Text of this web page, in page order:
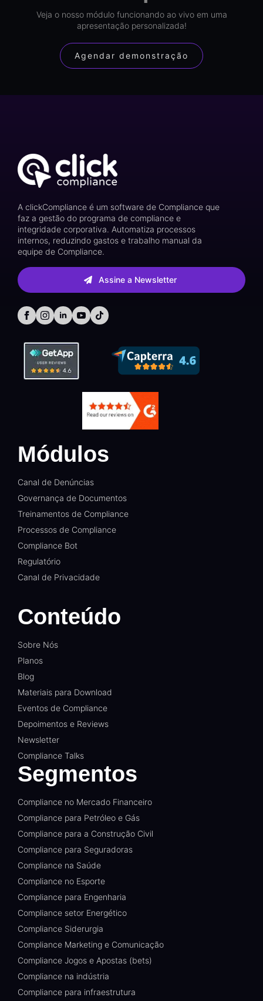
Veja o nosso módulo funcionando ao vivo em uma
apresentação personalizada!
Agendar demonstração
A clickCompliance é um software de Compliance que
faz a gestão do programa de compliance e
integridade corporativa. Automatiza processos
internos, reduzindo gastos e trabalho manual da
equipe de Compliance.
Assine a Newsletter
Módulos
Canal de Denúncias
Governança de Documentos
Treinamentos de Compliance
Processos de Compliance
Compliance Bot
Regulatório
Canal de Privacidade
Conteúdo
Sobre Nós
Planos
Blog
Materiais para Download
Eventos de Compliance
Depoimentos e Reviews
Newsletter
Compliance Talks
Segmentos
Compliance no Mercado Financeiro
Compliance para Petróleo e Gás
Compliance para a Construção Civil
Compliance para Seguradoras
Compliance na Saúde
Compliance no Esporte
Compliance para Engenharia
Compliance setor Energético
Compliance Siderurgia
Compliance Marketing e Comunicação
Compliance Jogos e Apostas (bets)
Compliance na indústria
Compliance para infraestrutura